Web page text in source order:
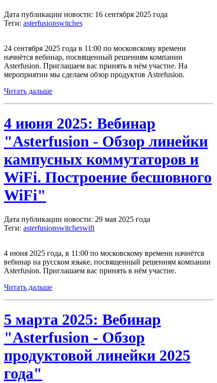
Дата публикации новости: 16 сентября 2025 года
Теги: asterfusionswitches
24 сентября 2025 года в 11:00 по московскому времени
начнётся вебинар, посвященный решениям компании
Asterfusion. Приглашаем вас принять в нём участие. На
мероприятии мы сделаем обзор продуктов Astrefusion.
Читать дальше
4 июня 2025: Вебинар
"Asterfusion - Обзор линейки
кампусных коммутаторов и
WiFi. Построение бесшовного
WiFi"
Дата публикации новости: 29 мая 2025 года
Теги: asterfusionswitcheswifi
4 июня 2025 года, в 11:00 по московскому времени начнётся
вебинар на русском языке, посвященный решениям компании
Asterfusion. Приглашаем вас принять в нём участие.
Читать дальше
5 марта 2025: Вебинар
"Asterfusion - Обзор
продуктовой линейки 2025
года"